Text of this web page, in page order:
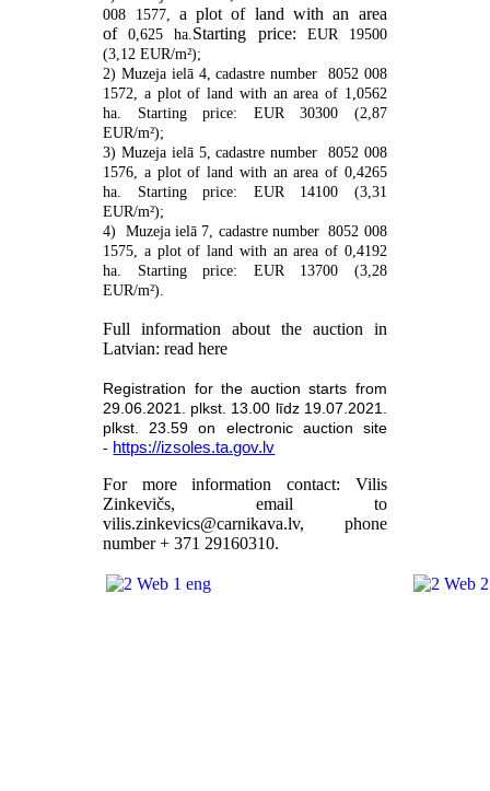
008 1577, a plot of land with an area
of0,625 ha. Starting price: EUR 19500
(3,12 EUR/m²);
2) Muzeja ielā 4,cadastre number
8052 008
1572, a plot of land with an area of 1,0562
ha. Starting price: EUR 30300 (2,87
EUR/m²);
3) Muzeja ielā 5,cadastre number
8052 008
1576, a plot of land with an area of 0,4265
ha. Starting price: EUR 14100 (3,31
EUR/m²);
4) Muzeja ielā 7, cadastrenumber 8052 008
1575, a plot of land with an area of 0,4192
ha. Starting price: EUR 13700 (3,28
EUR/m²).
Full information about the auction in
Latvian: read here
Registration for the auction starts from
29.06.2021.
plkst. 13.00 līdz 19.07.2021.
plkst. 23.59 on electronic auction site
- https://izsoles.ta.gov.lv
For more information contact: Vilis
Zinkevičs, email to
, phone
number + 371 29160310.